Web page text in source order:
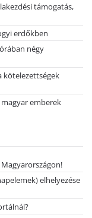
támogatás,
erdőkben
négy
kötelezettségek
emberek
elhelyezése